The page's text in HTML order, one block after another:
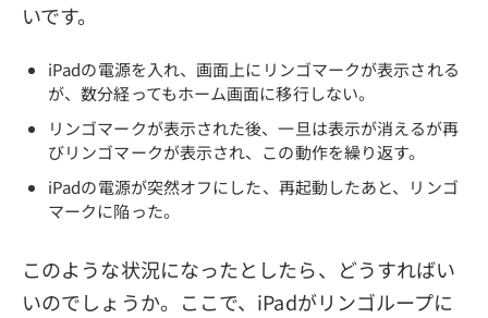
いです。
iPadの電源を入れ、画面上にリンゴマークが表示される
が、数分経ってもホーム画面に移行しない。
リンゴマークが表示された後、一旦は表示が消えるが再
びリンゴマークが表示され、この動作を繰り返す。
iPadの電源が突然オフにした、再起動したあと、リンゴ
マークに陥った。
このような状況になったとしたら、どうすればい
いのでしょうか。ここで、iPadがリンゴループに